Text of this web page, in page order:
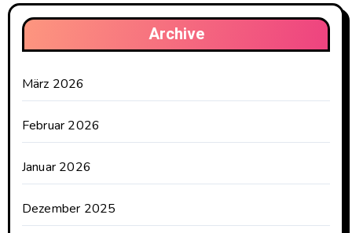
Archive
März 2026
Februar 2026
Januar 2026
Dezember 2025